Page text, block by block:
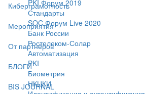
Киберграмотность
Мероприятия
От партнёров
БЛОГИ
BIS JOURNAL
PKI Форум 2019
Стандарты
SOC Форум Live 2020
Банк России
Ростелеком-Солар
Автоматизация
PKI
Биометрия
НКЦКИ